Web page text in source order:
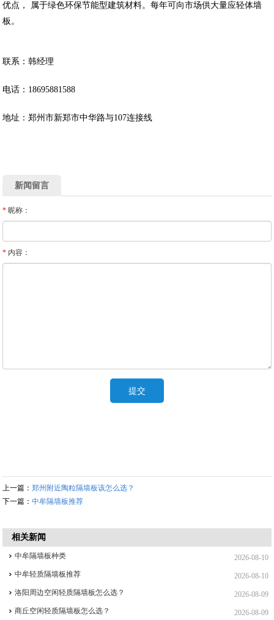
优点， 属于绿色环保节能型建筑材料。每年可向市场供大量应轻体墙
板。
联系：韩经理
电话：18695881588
地址：郑州市新郑市中华路与107连接线
新闻留言
* 昵称：
* 内容：
上一篇：郑州附近陶粒隔墙板该怎么选？
下一篇：中牟隔墙板推荐
相关新闻
2026-08-10
中牟隔墙板种类
2026-08-10
中牟轻质隔墙板推荐
2026-08-09
洛阳周边空闲轻质隔墙板怎么选？
2026-08-09
商丘空闲轻质隔墙板怎么选？